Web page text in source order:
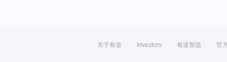
关于有道 Investors 有道智选 官